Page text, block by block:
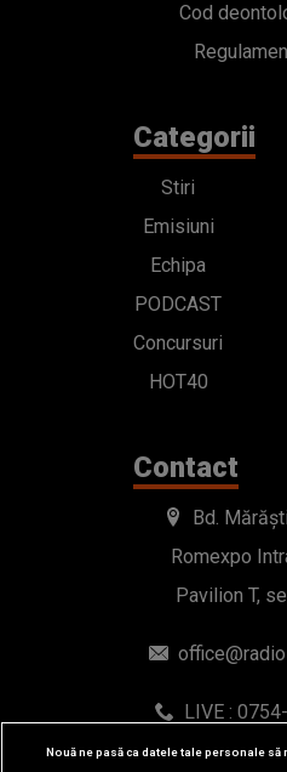
Cod
Categorii
Stiri
Emisiuni
Echipa
PODCAST
Concursuri
HOT40
Contact
Bd.
Romexpo
Pavilion T,
LIVE :
WhatsApp:
Nouă ne pasă ca datele tale personale să